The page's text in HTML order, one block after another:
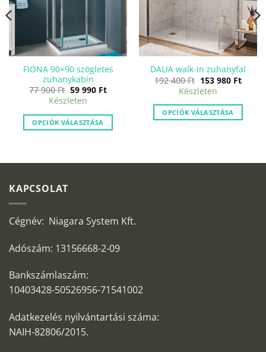
FIONA 90×90 szögletes
zuhanykabin
77 900Ft Original
price
was:
77
900 Ft.
59 990 FtCurrent
price
59
Készleten
OPCIÓK VÁLASZTÁSA
DALIA walk-in zuhanyfal
192 400Ft Original
price
was:
192
400 Ft.
153 980 Ft
price
153
Készleten
OPCIÓK VÁLASZTÁSA
KAPCSOLAT
Cégnév: Niagara System Kft.
Adószám: 13156668-2-09
Bankszámlaszám:
10403428-50526956-71541002
Adatkezelés nyilvántartási száma:
NAIH-82806/2015.